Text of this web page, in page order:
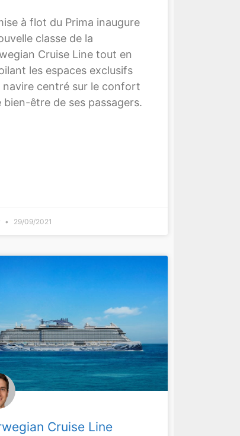
à flot du Prima inaugure
classe de la
Cruise Line tout en
les espaces exclusifs
navire centré sur le confort
bien-être de ses passagers.
29/09/2021
Cruise Line